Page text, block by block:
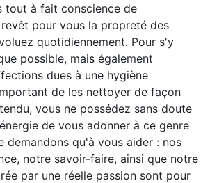
tout à fait conscience de
pour vous la propreté des
quotidiennement. Pour s'y
possible, mais également
dues à une hygiène
de les nettoyer de façon
vous ne possédez sans doute
de vous adonner à ce genre
demandons qu'à vous aider : nos
notre savoir-faire, ainsi que notre
par une réelle passion sont pour